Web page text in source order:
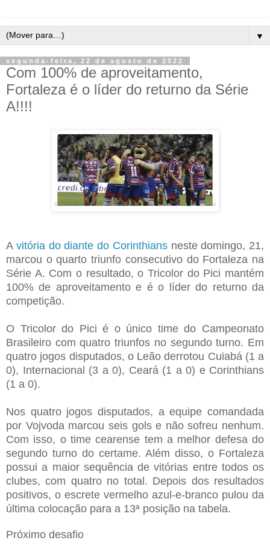
▼
segunda-feira, 22 de agosto de 2022
Com 100% de aproveitamento,
Fortaleza é o líder do returno da Série
A!!!!
A vitória do diante do Corinthiansneste domingo, 21,
marcou o quarto triunfo consecutivo do Fortaleza na
Série A. Com o resultado, o Tricolor do Pici mantém
100% de aproveitamento e é o líder do returno da
competição.
O Tricolor do Pici é o único time do Campeonato
Brasileiro com quatro triunfos no segundo turno. Em
quatro jogos disputados, o Leão derrotou Cuiabá (1 a
0), Internacional (3 a 0), Ceará (1 a 0) e Corinthians
(1 a 0).
Nos quatro jogos disputados, a equipe comandada
por Vojvoda marcou seis gols e não sofreu nenhum.
Com isso, o time cearense tem a melhor defesa do
segundo turno do certame. Além disso, o Fortaleza
possui a maior sequência de vitórias entre todos os
clubes, com quatro no total. Depois dos resultados
positivos, o escrete vermelho azul-e-branco pulou da
última colocação para a 13ª posição na tabela.
Próximo desafio